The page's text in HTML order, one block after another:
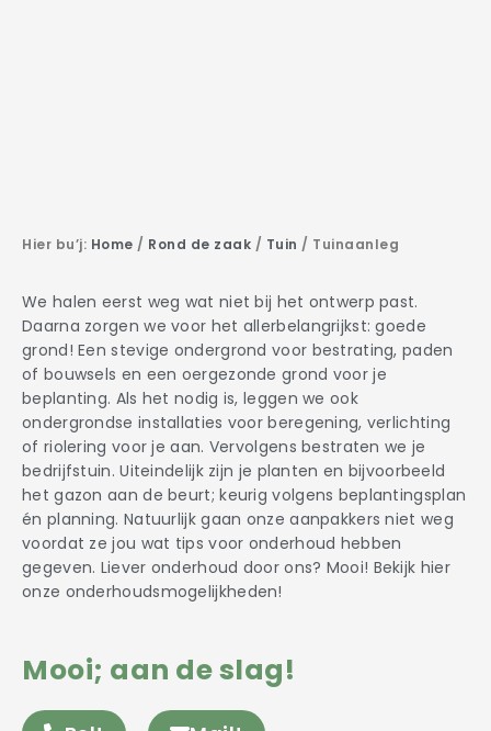
Hier bu’j: Home / Rond de zaak / Tuin / Tuinaanleg
We halen eerst weg wat niet bij het ontwerp past.
Daarna zorgen we voor het allerbelangrijkst: goede
grond! Een stevige ondergrond voor bestrating, paden
of bouwsels en een oergezonde grond voor je
beplanting. Als het nodig is, leggen we ook
ondergrondse installaties voor beregening, verlichting
of riolering voor je aan. Vervolgens bestraten we je
bedrijfstuin. Uiteindelijk zijn je planten en bijvoorbeeld
het gazon aan de beurt; keurig volgens beplantingsplan
én planning. Natuurlijk gaan onze aanpakkers niet weg
voordat ze jou wat tips voor onderhoud hebben
gegeven. Liever onderhoud door ons? Mooi! Bekijk hier
onze onderhoudsmogelijkheden!
Mooi; aan de slag!